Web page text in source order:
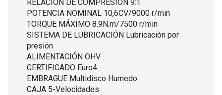
RELACIÓN DE COMPRESIÓN 9:1
POTENCIA NOMINAL 10,6CV/9000 r/min
TORQUE MÁXIMO 8.9N.m/7500 r/min
SISTEMA DE LUBRICACIÓN Lubricación por
presión
ALIMENTACIÓN OHV
CERTIFICADO Euro4
EMBRAGUE Multidisco Humedo
CAJA 5-Velocidades